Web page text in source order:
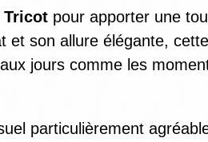
Tricot pour apporter une
et son allure élégante,
jours comme les
particulièrement